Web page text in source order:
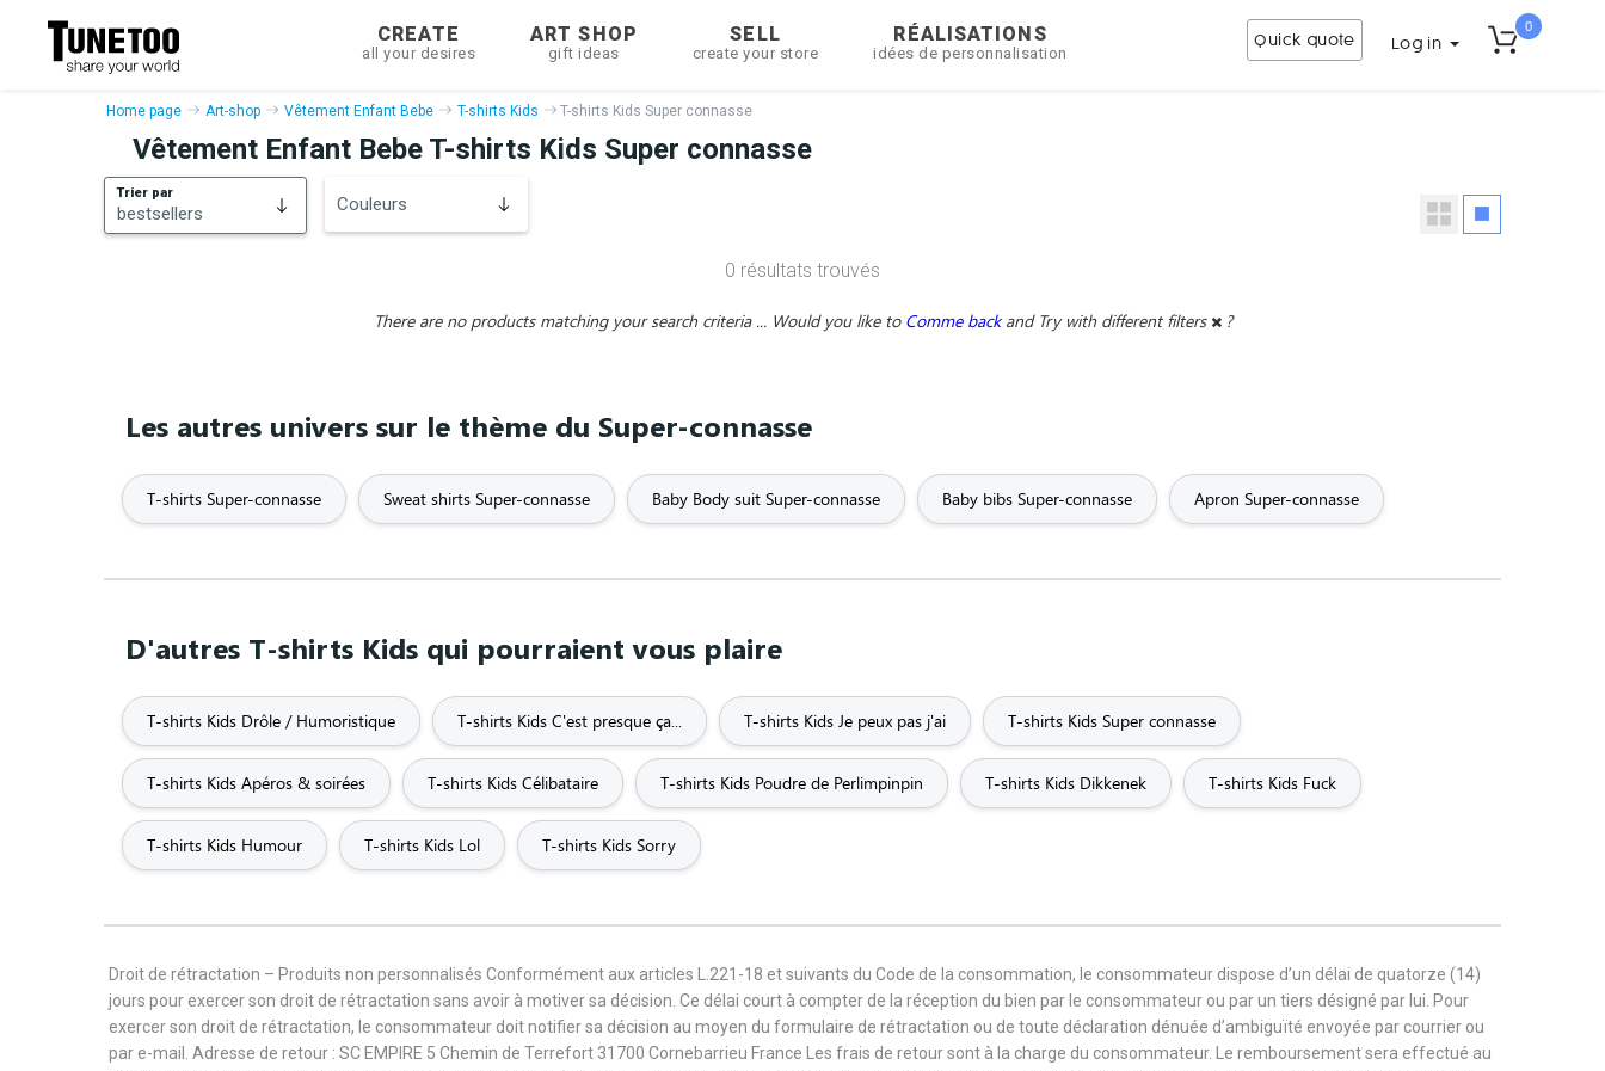
CREATE
all your desires
ART SHOP
gift ideas
SELL
create your store
RÉALISATIONS
idées de personnalisation
Quick quote Log in
0
Home page Art-shop Vêtement Enfant Bebe T-shirts Kids T-shirts Kids Super connasse
Vêtement Enfant Bebe T-shirts Kids Super connasse
Trier par
bestsellers Couleurs
0 résultats trouvés
There are no products matching your search criteria ... Would you like to Comme back and Try with different filters ?
Les autres univers sur le thème du Super-connasse
T-shirts Super-connasse Sweat shirts Super-connasse Baby Body suit Super-connasse Baby bibs Super-connasse Apron Super-connasse
D'autres T-shirts Kids qui pourraient vous plaire
T-shirts Kids Drôle / Humoristique T-shirts Kids C'est presque ça... T-shirts Kids Je peux pas j'ai T-shirts Kids Super connasse
T-shirts Kids Apéros & soirées T-shirts Kids Célibataire T-shirts Kids Poudre de Perlimpinpin T-shirts Kids Dikkenek T-shirts Kids Fuck
T-shirts Kids Humour T-shirts Kids Lol T-shirts Kids Sorry
Droit de rétractation – Produits non personnalisés Conformément aux articles L.221-18 et suivants du Code de la consommation, le consommateur dispose d’un délai de quatorze (14)
jours pour exercer son droit de rétractation sans avoir à motiver sa décision. Ce délai court à compter de la réception du bien par le consommateur ou par un tiers désigné par lui. Pour
exercer son droit de rétractation, le consommateur doit notifier sa décision au moyen du formulaire de rétractation ou de toute déclaration dénuée d’ambiguïté envoyée par courrier ou
par e-mail. Adresse de retour : SC EMPIRE 5 Chemin de Terrefort 31700 Cornebarrieu France Les frais de retour sont à la charge du consommateur. Le remboursement sera effectué au